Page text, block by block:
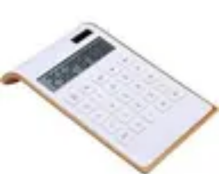
Revenus PassifsÉpargne
Opportunités Financières